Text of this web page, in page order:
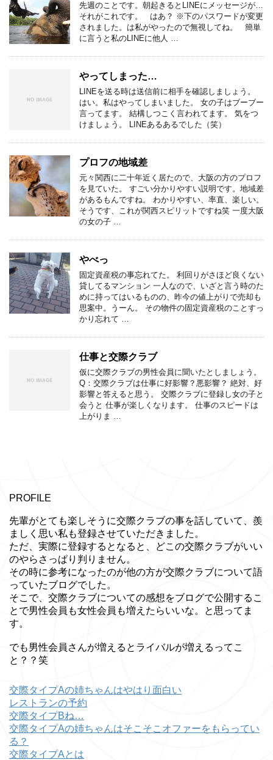
先週のことです。朝起きるとLINEにメッセージが…
それがこれです。 はあ？ ※下のパスワードが変更
されました。は私がやったので無視してね。 簡単
に言うと私のLINEに他人 …
やってしまった…
LINEを送る時は送信前に相手を確認しましょう。
はい。私はやってしまいました。 女の子はブーブー
言ってます。 結構しつこく言われてます。 気をつ
けましょう。 LINEあるあるでした（笑）
プロフの地域差
元々関西に二十年近く居たので、大阪の方のプロフ
を見ていた。 すごい分かりやすい説明です。地域差
があるもんですね。 わかりやすい、率直、楽しい。
そうです、これが関西スピリットですね笑 一度大阪
の女の子 …
やべっ
固定資産税の事忘れてた。 利回りがさほど良くない
貸してるマンション 一人なので、いざと言う時のた
めに持ってはいるものの、昨今の値上がりで売却も
思案中。うーん。 その物件の固定資産税のことすっ
かり忘れて …
仕事と交際クラブ
仮に交際クラブの男性会員に聞いたとしましょう。
Q：交際クラブは仕事に好影響？悪影響？ 絶対、好
影響と答えると思う。 交際クラブに登録し女の子と
会うと 仕事が楽しくなります。 仕事のスピードは
上がりま …
PROFILE
先輩がとても楽しそうに交際クラブの事を話していて、羨
ましく思い私も登録させていただきました。
ただ、実際に登録するとなると、どこの交際クラブがいい
のやらさっぱり判りません。
その時に参考になったのが他の方が交際クラブについて語
っていたブログでした。
そこで、交際クラブについての感想をブログで公開するこ
とで男性会員も女性会員も増えたらいいな。と思ってま
す。
でも男性会員さんが増えるとライバルが増えるってこ
と？？笑
交際タイプAの姉ちゃんはやはり面白い
レストランの予約
交際タイプBね…
交際タイプAの姉ちゃんはそこそこオファーをもらってい
る？
交際タイプAとは